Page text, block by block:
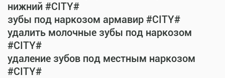
нижний #CITY#
зубы под наркозом армавир #CITY#
удалить молочные зубы под наркозом
#CITY#
удаление зубов под местным наркозом
#CITY#